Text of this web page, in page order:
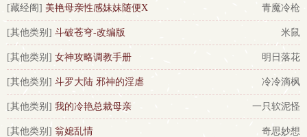
[藏经阁] 美艳母亲性感妹妹随便X 青魔冷枪
[其他类别] 斗破苍穹-改编版 米鼠
[其他类别] 女神攻略调教手册 明日落花
[其他类别] 斗罗大陆 邪神的淫虐 冷冷滴枫
[其他类别] 我的冷艳总裁母亲 一只软泥怪
[其他类别] 翁媳乱情 奇思妙想